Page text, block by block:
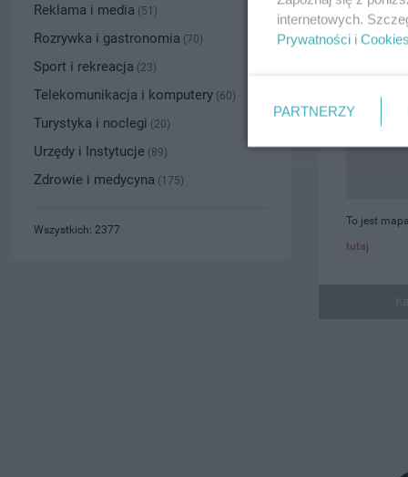
To jest
tutaj
Reklama i media (51)
Rozrywka i gastronomia (70)
Sport i rekreacja (23)
Telekomunikacja i komputery (60)
Turystyka i noclegi (20)
Urzędy i Instytucje (89)
Zdrowie i medycyna (175)
Wszystkich: 2377
internetowych.
Prywatności i Cookies
PARTNERZY